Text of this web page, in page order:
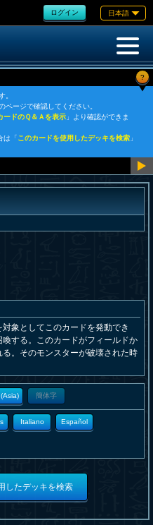
ログイン 日本語
?
。
ページで確認してください。
ードのＱ＆Ａを表示 」より確認ができま
は「このカードを使用したデッキを検索 」
象としてこのカードを発動でき
する。このカードがフィールドか
。そのモンスターが破壊された時
簡体字
Italiano Español
したデッキを検索